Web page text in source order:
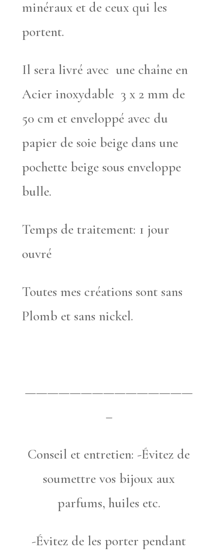
minéraux et de ceux qui les
portent.
Il sera livré avec une chaîne en
Acier inoxydable 3 x 2 mm de
50 cm et enveloppé avec du
papier de soie beige dans une
pochette beige sous enveloppe
bulle.
Temps de traitement: 1 jour
ouvré
Toutes mes créations sont sans
Plomb et sans nickel.
———————————————
–
Conseil et entretien: -Évitez de
soumettre vos bijoux aux
parfums, huiles etc.
-Évitez de les porter pendant